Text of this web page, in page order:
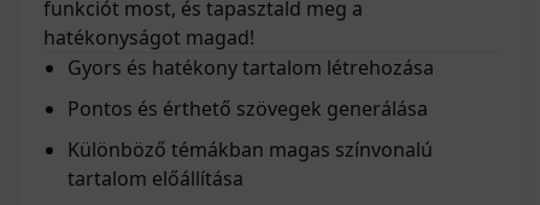
funkciót most, és tapasztald meg a
hatékonyságot magad!
Gyors és hatékony tartalom létrehozása
Pontos és érthető szövegek generálása
Különböző témákban magas színvonalú
tartalom előállítása